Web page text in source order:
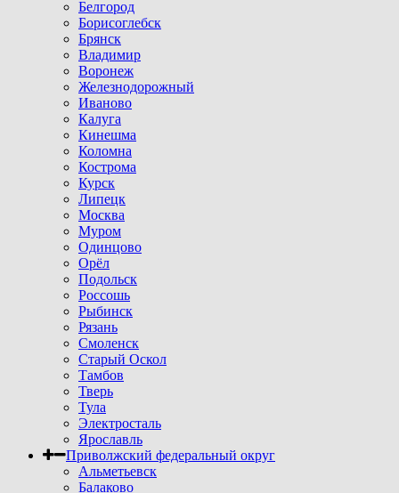
Белгород
Борисоглебск
Брянск
Владимир
Воронеж
Железнодорожный
Иваново
Калуга
Кинешма
Коломна
Кострома
Курск
Липецк
Москва
Муром
Одинцово
Орёл
Подольск
Россошь
Рыбинск
Рязань
Смоленск
Старый Оскол
Тамбов
Тверь
Тула
Электросталь
Ярославль
Приволжский федеральный округ
Альметьевск
Балаково